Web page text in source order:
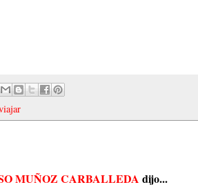
MUÑOZ CARBALLEDA dijo...